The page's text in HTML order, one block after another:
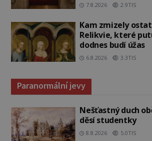
7.8.2026 2.9TIS
Kam zmizely
Relikvie, které
dodnes budí úžas
6.8.2026 3.3TIS
Paranormální jevy
Nešťastný duch
děsí studentky
8.8.2026 5.0TIS